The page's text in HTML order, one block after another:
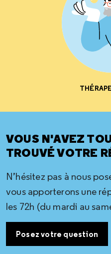
VOUS N'AVEZ
TROUVÉ VOTRE
N’hésitez pas à nous
vous apporterons une
les 72h (du mardi au
Posez votre question